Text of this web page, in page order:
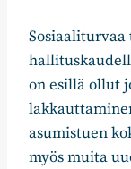
on esillä ollut
asumistuen
myös muita